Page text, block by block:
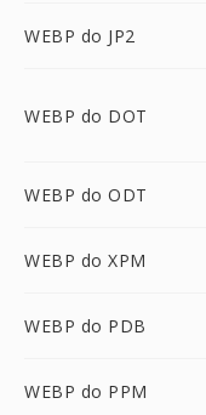
WEBP do JP2
WEBP do DOT
WEBP do ODT
WEBP do XPM
WEBP do PDB
WEBP do PPM